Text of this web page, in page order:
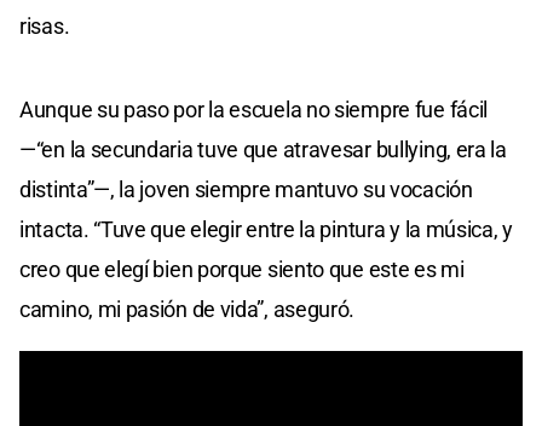
risas.
Aunque su paso por la escuela no siempre fue fácil
—“en la secundaria tuve que atravesar bullying, era la
distinta”—, la joven siempre mantuvo su vocación
intacta. “Tuve que elegir entre la pintura y la música, y
creo que elegí bien porque siento que este es mi
camino, mi pasión de vida”, aseguró.